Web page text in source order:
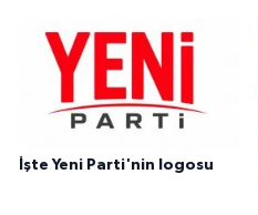
İşte Yeni Parti'nin logosu